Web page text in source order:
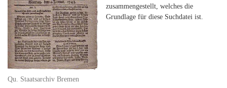
Qu. Staatsarchiv Bremen
zusammengestellt, welches die
Grundlage für diese Suchdatei ist.